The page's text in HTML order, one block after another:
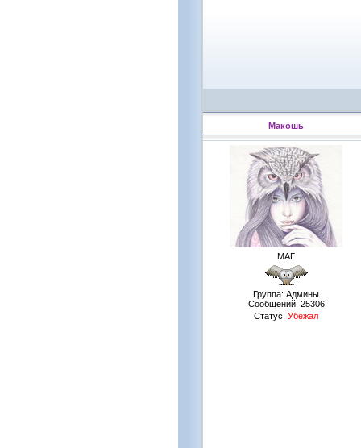
Макошь
МАГ
Группа: Админы
Сообщений: 25306
Статус: Убежал